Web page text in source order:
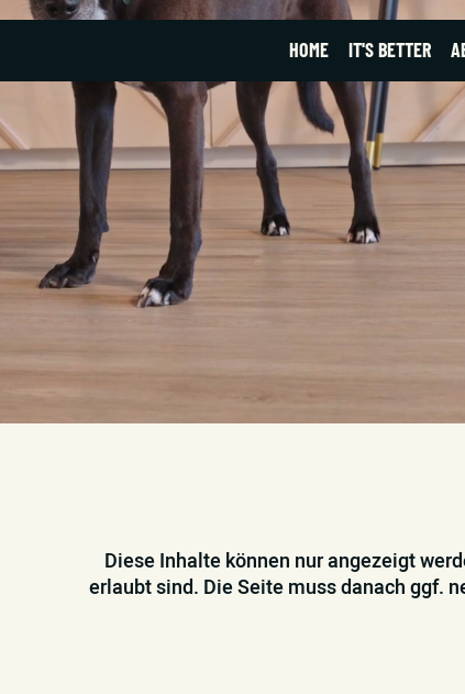
HOME IT'S BETTER
Diese Inhalte können nur angezeigt
erlaubt sind. Die Seite muss danach ggf.